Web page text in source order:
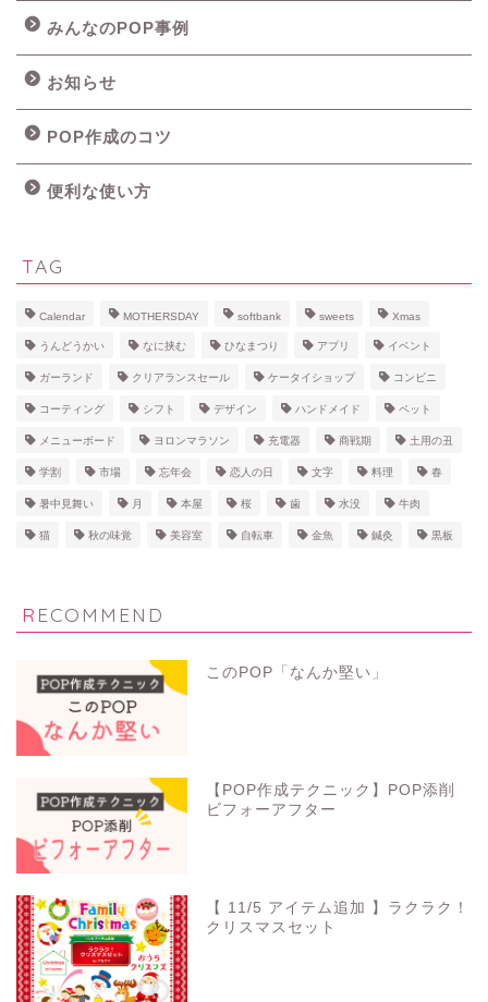
みんなのPOP事例
お知らせ
POP作成のコツ
便利な使い方
TAG
Calendar MOTHERSDAY softbank sweets Xmas
うんどうかい なに挟む ひなまつり アプリ イベント
ガーランド クリアランスセール ケータイショップ コンビニ
コーティング シフト デザイン ハンドメイド ペット
メニューボード ヨロンマラソン 充電器 商戦期 土用の丑
学割 市場 忘年会 恋人の日 文字 料理 春
暑中見舞い 月 本屋 桜 歯 水没 牛肉
猫 秋の味覚 美容室 自転車 金魚 鍼灸 黒板
RECOMMEND
このPOP「なんか堅い」
【POP作成テクニック】POP添削
ビフォーアフター
【 11/5 アイテム追加 】ラクラク！
クリスマスセット